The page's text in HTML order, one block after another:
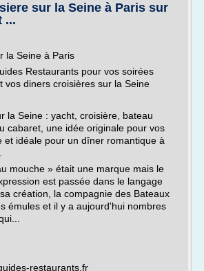
sur la Seine à Paris sur
...
la Seine à Paris
Restaurants pour vos soirées
vos diners croisières sur la Seine
la Seine : yacht, croisière, bateau
cabaret, une idée originale pour vos
et idéale pour un dîner romantique à
mouche » était une marque mais le
est passée dans le langage
création, la compagnie des Bateaux
émules et il y a aujourd'hui nombres
restaurants.fr